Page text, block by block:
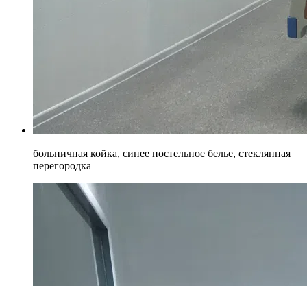
больничная койка, синее постельное белье, стеклянная
перегородка